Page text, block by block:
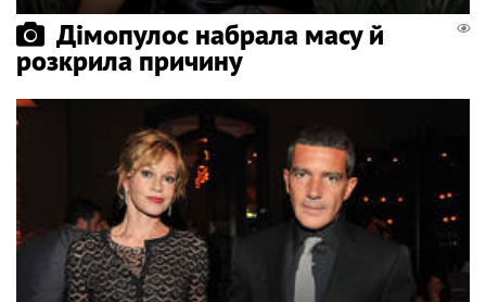
Дімопулос набрала масу й
розкрила причину